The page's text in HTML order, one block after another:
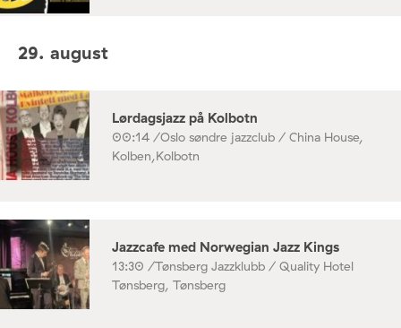
29. august
Lørdagsjazz på Kolbotn
00:14 /Oslo søndre jazzclub / China House,
Kolben,Kolbotn
Jazzcafe med Norwegian Jazz Kings
13:30 /Tønsberg Jazzklubb / Quality Hotel
Tønsberg, Tønsberg